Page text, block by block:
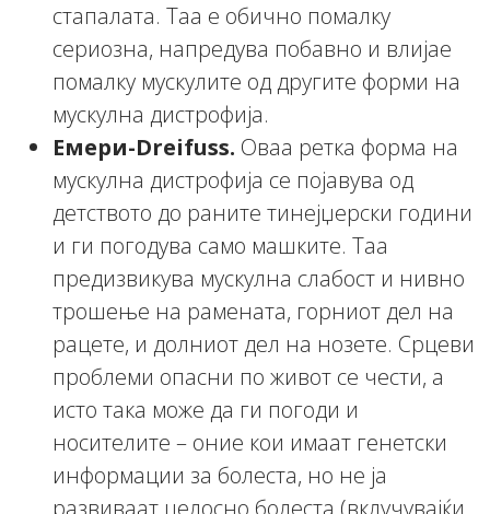
стапалата. Таа е обично помалку
сериозна, напредува побавно и влијае
помалку мускулите од другите форми на
мускулна дистрофија.
Емери-Dreifuss. Оваа ретка форма на
мускулна дистрофија се појавува од
детството до раните тинејџерски години
и ги погодува само машките. Таа
предизвикува мускулна слабост и нивно
трошење на рамената, горниот дел на
рацете, и долниот дел на нозете. Срцеви
проблеми опасни по живот се чести, а
исто така може да ги погоди и
носителите – оние кои имаат генетски
информации за болеста, но не ја